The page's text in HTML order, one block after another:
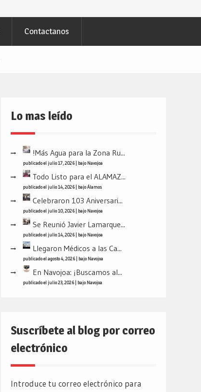
Contactanos
Lo mas leído
!Más Agua para la Zona Ru...
publicado el julio 17, 2026| bajoNavojoa
Todo Listo para el ALAMAZ...
publicado el julio 14, 2026| bajoÁlamos
Celebraron 103 Aniversari...
publicado el julio 10, 2026| bajoNavojoa
Se Reunió Javier Lamarque...
publicado el julio 14, 2026| bajoNavojoa
Llegaron Médicos a las Ca...
publicado el agosto 4, 2026| bajoNavojoa
En Navojoa: ¡Buscamos al...
publicado el julio 23, 2026| bajoNavojoa
Suscríbete al blog por correo
electrónico
Introduce tu correo electrónico para